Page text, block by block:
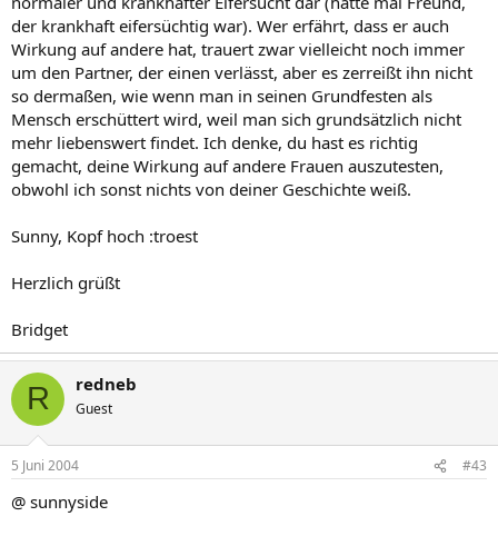
der krankhaft eifersüchtig war). Wer erfährt, dass er auch
Wirkung auf andere hat, trauert zwar vielleicht noch immer
um den Partner, der einen verlässt, aber es zerreißt ihn nicht
so dermaßen, wie wenn man in seinen Grundfesten als
Mensch erschüttert wird, weil man sich grundsätzlich nicht
mehr liebenswert findet. Ich denke, du hast es richtig
gemacht, deine Wirkung auf andere Frauen auszutesten,
obwohl ich sonst nichts von deiner Geschichte weiß.
Sunny, Kopf hoch :troest
Herzlich grüßt
Bridget
R redneb
Guest
5 Juni 2004 #43
@ sunnyside